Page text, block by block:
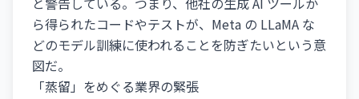
ら得られたコードやテストが、Meta の LLaMA な
どのモデル訓練に使われることを防ぎたいという意
図だ。
「蒸留」をめぐる業界の緊張